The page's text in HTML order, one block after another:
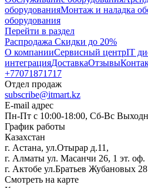
оборудованияМонтаж и наладка
оборудования
Перейти в раздел
Распродажа Скидки до 20%
О компанииСервисный центрIT
интеграцияДоставкаОтзывы
+77071871717
Отдел продаж
subscribe@itmart.kz
E-mail адрес
Пн-Пт с 10:00-18:00, Сб-Вс
График работы
Казахстан
г. Астана, ул.Отырар д.11,
г. Алматы ул. Масанчи 26, 1 эт. оф.
г. Актобе ул.Братьев Жубановых
Смотреть на карте